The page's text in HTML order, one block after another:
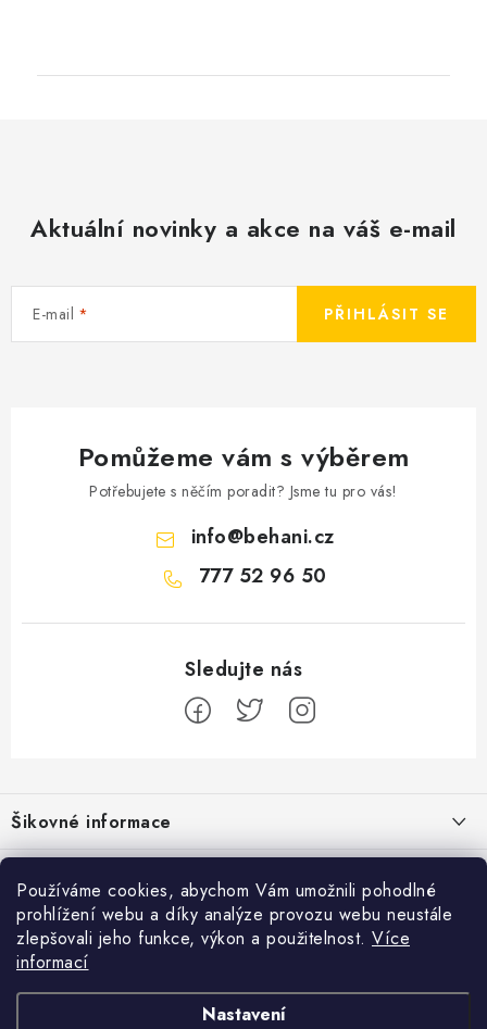
Používáme cookies, abychom Vám umožnili pohodlné
prohlížení webu a díky analýze provozu webu neustále
zlepšovali jeho funkce, výkon a použitelnost. Více
informací
Nastavení
Aktuální novinky a akce na váš e-mail
E-mail PŘIHLÁSIT SE
Pomůžeme vám s výběrem
Potřebujete s něčím poradit? Jsme tu pro vás!
info@behani.cz
777 52 96 50
á
p
a
Šikovné informace
Ceník dopravy
Moje objednávka
Jak vyměnit nebo vrátit zboží
Jak reklamovat
Běžecké zajímavosti
Proč jít běhat právě o víkendu?
Bolest holeně nemusí znamenat zánět okostice
Přijímáme online platby
Facebook